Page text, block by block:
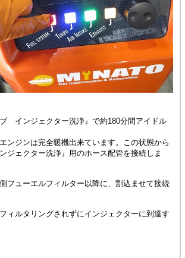
インジェクター洗浄』で約180分間アイドル
ンジンは完全暖機出来ています。この状態から
ジェクター洗浄』用のホース配管を接続しま
フューエルフィルター以降に、割込ませて接続
ィルタリングされずにインジェクターに到達す